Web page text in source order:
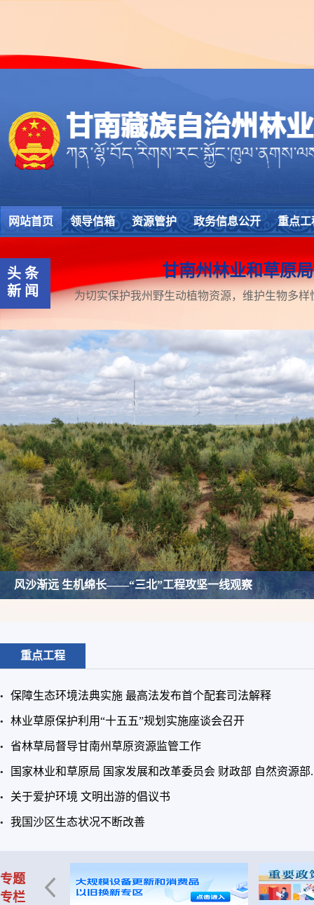
网站首页 领导信箱 资源管护 政务信息公开 重点工
头条
新闻
项
甘南州林业和草原
甘肃夏河：鼠口“夺”绿，近600万亩草原换新颜
重点工程
保障生态环境法典实施 最高法发布首个配套司法解释
林业草原保护利用“十五五”规划实施座谈会召开
省林草局督导甘南州草原资源监管工作
国家林业和草原局 国家发展和改革委员会 财政部 自然资源部
关于爱护环境 文明出游的倡议书
我国沙区生态状况不断改善
专题
专栏